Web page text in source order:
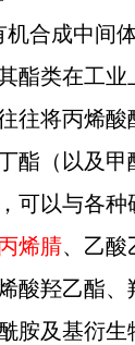
合成中间
酯类在工业
往将丙烯酸
酯（以及甲
可以与各种
烯腈、乙酸
酸羟乙酯、
胺及基衍生